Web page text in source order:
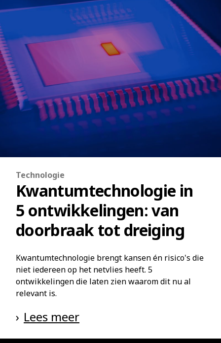
Technologie
Kwantumtechnologie in
5 ontwikkelingen: van
doorbraak tot dreiging
Kwantumtechnologie brengt kansen én risico's die
niet iedereen op het netvlies heeft. 5
ontwikkelingen die laten zien waarom dit nu al
relevant is.
Lees meer